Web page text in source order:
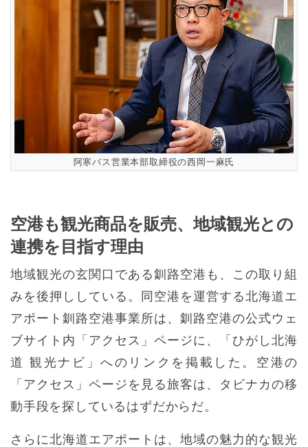
阿寒バス営業本部取締役の西岡一麻氏
空港も観光商品を販売、地域観光との
連携を目指す理由
地域観光の玄関口である釧路空港も、この取り組
みを後押ししている。同空港を運営する北海道エ
アポート釧路空港事業所は、釧路空港の公式ウェ
ブサイト内「アクセス」ページに、「ひがし北海
道 観光ナビ」へのリンクを掲載した。空港の
「アクセス」ページを見る旅客は、タビナカの移
動手段を探しているはずだからだ。
さらに北海道エアポートは、地域の魅力的な観光